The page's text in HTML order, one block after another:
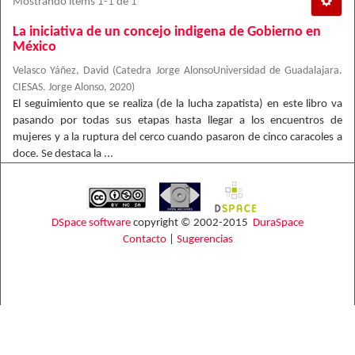
La iniciativa de un concejo indigena de Gobierno en
México
Velasco Yáñez, David (Catedra Jorge AlonsoUniversidad de Guadalajara.
CIESAS. Jorge Alonso, 2020)
El seguimiento que se realiza (de la lucha zapatista) en este libro va
pasando por todas sus etapas hasta llegar a los encuentros de
mujeres y a la ruptura del cerco cuando pasaron de cinco caracoles a
doce. Se destaca la ...
DSpace software copyright © 2002-2015 DuraSpace
Contacto| Sugerencias